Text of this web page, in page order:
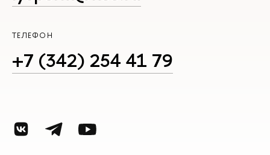
ТЕЛЕФОН
+7 (342) 254 41 79